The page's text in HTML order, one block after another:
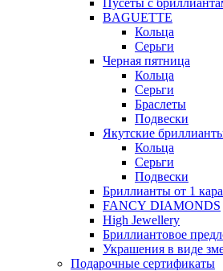
Пусеты с
BAGUETTE
Кольца
Серьги
Черная пятница
Кольца
Серьги
Браслеты
Подвески
Якутские
Кольца
Серьги
Подвески
Бриллианты от 1
FANCY DIAMONDS
High Jewellery
Бриллиантовое
Украшения в виде
Подарочные сертификаты